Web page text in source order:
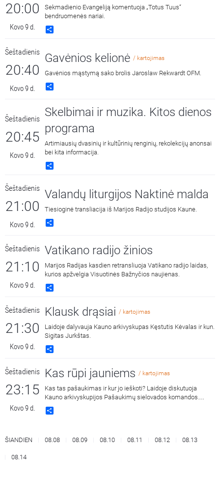
20:00
Kovo 9 d.
Sekmadienio Evangeliją komentuoja „Totus Tuus“
bendruomenės nariai.
Šeštadienis
20:40
Kovo 9 d.
Gavėnios kelionė / kartojimas
Gavėnios mąstymą sako brolis Jaroslaw Rekwardt OFM.
Šeštadienis
20:45
Kovo 9 d.
Skelbimai ir muzika. Kitos dienos
programa
Artimiausių dvasinių ir kultūrinių renginių, rekolekcijų anonsai
bei kita informacija.
Šeštadienis
21:00
Kovo 9 d.
Valandų liturgijos Naktinė malda
Tiesioginė transliacija iš Marijos Radijo studijos Kaune.
Šeštadienis
21:10
Kovo 9 d.
Vatikano radijo žinios
Marijos Radijas kasdien retransliuoja Vatikano radijo laidas,
kurios apžvelgia Visuotinės Bažnyčios naujienas.
Šeštadienis
21:30
Kovo 9 d.
Klausk drąsiai / kartojimas
Laidoje dalyvauja Kauno arkivyskupas Kęstutis Kėvalas ir kun.
Sigitas Jurkštas.
Šeštadienis
23:15
Kovo 9 d.
Kas rūpi jauniems / kartojimas
Kas tas pašaukimas ir kur jo ieškoti? Laidoje diskutuoja
Kauno arkivyskupijos Pašaukimų sielovados komandos
nariai: ses. Loreta Armalytė, kun. Liutauras Vilėniškis, Greta ir
Skirmantė.
ŠIANDIEN 08.08 08.09 08.10 08.11 08.12 08.13
08.14